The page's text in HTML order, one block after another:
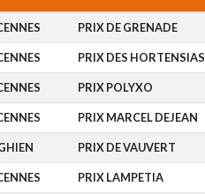
PRIX DE GRENADE
PRIX DES HORTENSIAS
PRIX POLYXO
PRIX MARCEL DEJEAN
PRIX DE VAUVERT
PRIX LAMPETIA